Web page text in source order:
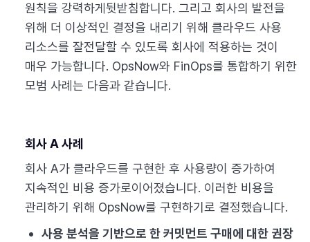
원칙을 강력하게뒷받침합니다. 그리고 회사의 발전을
위해 더 이상적인 결정을 내리기 위해 클라우드 사용
리소스를 잘전달할 수 있도록 회사에 적용하는 것이
매우 가능합니다. OpsNow와 FinOps를 통합하기 위한
모범 사례는 다음과 같습니다.
회사 A 사례
회사 A가 클라우드를 구현한 후 사용량이 증가하여
지속적인 비용 증가로이어졌습니다. 이러한 비용을
관리하기 위해 OpsNow를 구현하기로 결정했습니다.
사용 분석을 기반으로 한 커밋먼트 구매에 대한 권장